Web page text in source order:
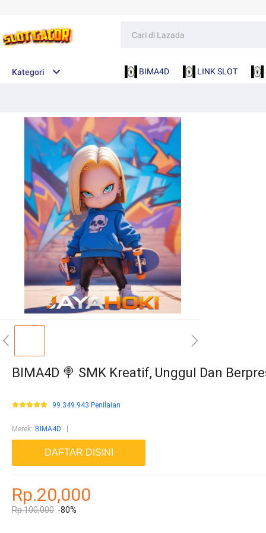
Kategori BIMA4D LINK SLOT
BIMA4D 🍭 SMK Kreatif, Unggul Dan
99.349.943 Penilaian
Merek: BIMA4D
DAFTAR DISINI
Rp.20,000
Rp.100,000 -80%